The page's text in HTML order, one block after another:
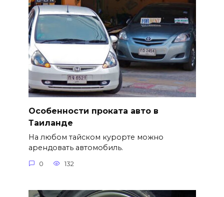
Особенности проката авто в
Таиланде
На любом тайском курорте можно
арендовать автомобиль.
0 132